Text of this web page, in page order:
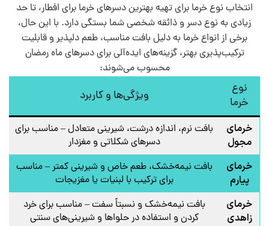
انتخاب نوع خرما برای تهیه بهترین دسرهای خرما برای افطار، تا حد
زیادی به نوع دسر و ذائقه شخصی شما بستگی دارد. با این حال،
برخی از انواع خرما به دلیل بافت مناسب، طعم دلپذیر و قابلیت
ترکیب‌پذیری بهتر، گزینه‌های ایده‌آلی برای دسرهای ماه رمضان
محسوب می‌شوند:
نوع
خرما
ویژگی‌ها و کاربرد
خرمای
مجول
بافت نرم، اندازه درشت، شیرینی متعادل – مناسب برای
دسرهای شکلاتی و مغزدار
خرمای
پیارم
بافت نیمه‌خشک، طعم خاص و شیرینی کمتر – مناسب
برای ترکیب با لبنیات یا مغزیجات
خرمای
زاهدی
بافت نیمه‌خشک و نسبتاً سفت – مناسب برای خرد
کردن و استفاده در حلواها و شیرینی‌های سنتی